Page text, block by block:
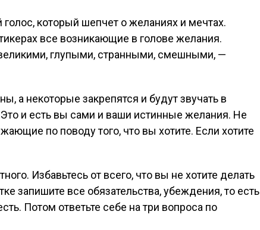
голос, который шепчет о желаниях и мечтах.
все возникающие в голове желания.
глупыми, странными, смешными, —
а некоторые закрепятся и будут звучать в
и есть вы сами и ваши истинные желания. Не
по поводу того, что вы хотите. Если хотите
Избавьтесь от всего, что вы не хотите делать
запишите все обязательства, убеждения, то есть
Потом ответьте себе на три вопроса по